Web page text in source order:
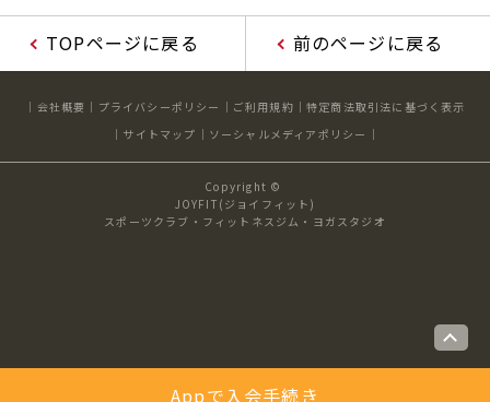
Appで入会手続き
TOPページに戻る 前のページに戻る
会社概要 プライバシーポリシー ご利用規約
特定商法取引法に基づく表示
サイトマップ
ソーシャルメディアポリシー
Copyright ©
JOYFIT(ジョイフィット)
スポーツクラブ・フィットネスジム・ヨガスタジオ